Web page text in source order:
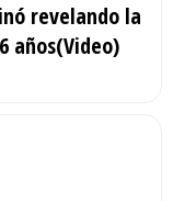
revelando la
años(Video)